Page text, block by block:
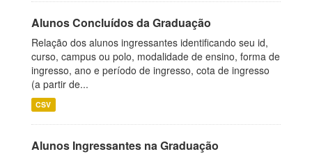
Alunos Concluídos da Graduação
Relação dos alunos ingressantes identificando seu id,
curso, campus ou polo, modalidade de ensino, forma de
ingresso, ano e período de ingresso, cota de ingresso
(a partir de...
CSV
Alunos Ingressantes na Graduação